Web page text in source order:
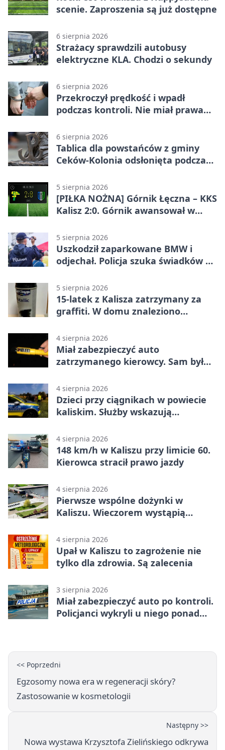
scenie. Zaproszenia są już dostępne
6 sierpnia 2026
Strażacy sprawdzili autobusy
elektryczne KLA. Chodzi o sekundy
6 sierpnia 2026
Przekroczył prędkość i wpadł
podczas kontroli. Nie miał prawa
6 sierpnia 2026
Tablica dla powstańców z gminy
Ceków-Kolonia odsłonięta podczas
5 sierpnia 2026
[PIŁKA NOŻNA] Górnik Łęczna – KKS
Kalisz 2:0. Górnik awansował w
5 sierpnia 2026
Uszkodził zaparkowane BMW i
odjechał. Policja szuka świadków w
5 sierpnia 2026
15-latek z Kalisza zatrzymany za
graffiti. W domu znaleziono
4 sierpnia 2026
Miał zabezpieczyć auto
zatrzymanego kierowcy. Sam był
4 sierpnia 2026
Dzieci przy ciągnikach w powiecie
kaliskim. Służby wskazują
4 sierpnia 2026
148 km/h w Kaliszu przy limicie 60.
Kierowca stracił prawo jazdy
4 sierpnia 2026
Pierwsze wspólne dożynki w
Kaliszu. Wieczorem wystąpią
4 sierpnia 2026
Upał w Kaliszu to zagrożenie nie
tylko dla zdrowia. Są zalecenia
3 sierpnia 2026
Miał zabezpieczyć auto po kontroli.
Policjanci wykryli u niego ponad
<< Poprzedni
Egzosomy nowa era w regeneracji skóry?
Zastosowanie w kosmetologii
Następny >>
Nowa wystawa Krzysztofa Zielińskiego odkrywa